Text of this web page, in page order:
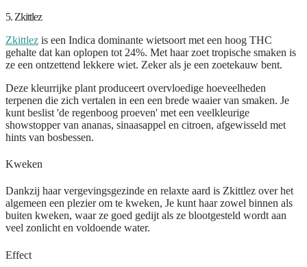
5. Zkittlez
Zkittlez is een Indica dominante wietsoort met een hoog THC
gehalte dat kan oplopen tot 24%. Met haar zoet tropische smaken is
ze een ontzettend lekkere wiet. Zeker als je een zoetekauw bent.
Deze kleurrijke plant produceert overvloedige hoeveelheden
terpenen die zich vertalen in een een brede waaier van smaken. Je
kunt beslist 'de regenboog proeven' met een veelkleurige
showstopper van ananas, sinaasappel en citroen, afgewisseld met
hints van bosbessen.
Kweken
Dankzij haar vergevingsgezinde en relaxte aard is Zkittlez over het
algemeen een plezier om te kweken, Je kunt haar zowel binnen als
buiten kweken, waar ze goed gedijt als ze blootgesteld wordt aan
veel zonlicht en voldoende water.
Effect